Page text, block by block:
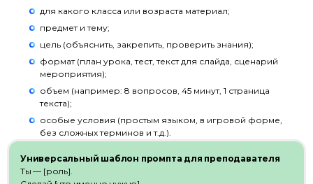
для какого класса или возраста материал;
предмет и тему;
цель (объяснить, закрепить, проверить знания);
формат (план урока, тест, текст для слайда, сценарий
мероприятия);
объем (например: 8 вопросов, 45 минут, 1 страница
текста);
особые условия (простым языком, в игровой форме,
без сложных терминов и т.д.).
Универсальный шаблон промпта для преподавателя
Ты — [роль].